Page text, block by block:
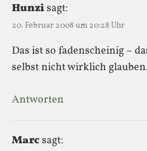
Hunzisagt:
20. Februar 2008 um 20:28 Uhr
Das ist so fadenscheinig –
selbst nicht wirklich
Antworten
Marcsagt: